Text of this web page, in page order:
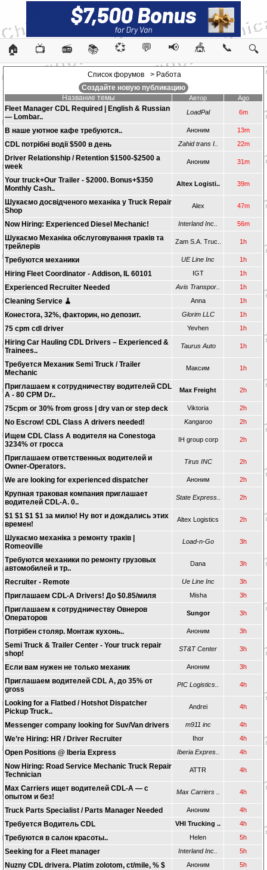
🏠 📺 📻 📚 💞 💬 📢 🎪 📞 🔍
Список форумов
> Работа
Создайте новую публикацию
Название темы
Автор Ago
Fleet Manager CDL Required | English & Russian
— Lombar..
LoadPal 6m
В наше уютное кафе требуются.. Аноним 13m
CDL потрібні водії $500 в день Zahid trans I.. 22m
Driver Relationship / Retention $1500-$2500 a
week
Аноним 31m
Your truck+Our Trailer - $2000. Bonus+$350
Monthly Cash..
Altex Logisti.. 39m
Шукаємо досвідченого механіка у Truck Repair
Shop
Alex 47m
Now Hiring: Experienced Diesel Mechanic! Interland Inc.. 56m
Шукаємо Механіка обслуговування траків та
трейлерів
Zam S.A. Truc.. 1h
Требуются механики UE Line Inc 1h
Hiring Fleet Coordinator - Addison, IL 60101 IGT 1h
Experienced Recruiter Needed Avis Transpor.. 1h
Cleaning Service 🧹 Anna 1h
Конестога, 32%, факторин, но депозит. Glorim LLC 1h
75 cpm cdl driver Yevhen 1h
Hiring Car Hauling CDL Drivers – Experienced &
Trainees..
Taurus Auto 1h
Требуется Механик Semi Truck / Trailer
Mechanic
Максим 1h
Приглашаем к сотрудничеству водителей CDL
A - 80 CPM Dr..
Max Freight 2h
75cpm or 30% from gross | dry van or step deck Viktoria 2h
No Escrow! CDL Class A drivers needed! Kangaroo 2h
Ищем CDL Class A водителя на Conestoga
3234% от гросса
IH group corp 2h
Приглашаем ответственных водителей и
Owner-Operators.
Tirus INC 2h
We are looking for experienced dispatcher Аноним 2h
Крупная траковая компания приглашает
водителей CDL-A. 0..
State Express.. 2h
$1 $1 $1 $1 за милю! Ну вот и дождались этих
времен!
Altex Logistics 2h
Шукаємо механіка з ремонту траків |
Romeoville
Load-n-Go 3h
Требуются механики по ремонту грузовых
автомобилей и тр..
Dana 3h
Recruiter - Remote Ue Line Inc 3h
Приглашаем CDL-A Drivers! До $0.85/миля Misha 3h
Приглашаем к сотрудничеству Овнеров
Операторов
Sungor 3h
Потрібен столяр. Монтаж кухонь.. Аноним 3h
Semi Truck & Trailer Center - Your truck repair
shop!
ST&T Center 3h
Если вам нужен не только механик Аноним 3h
Приглашаем водителей CDL A, до 35% от
gross
PIC Logistics.. 4h
Looking for a Flatbed / Hotshot Dispatcher
Pickup Truck..
Andrei 4h
Messenger company looking for Suv/Van drivers m911 inc 4h
We’re Hiring: HR / Driver Recruiter Ihor 4h
Open Positions @ Iberia Express Iberia Expres.. 4h
Now Hiring: Road Service Mechanic Truck Repair
Technician
ATTR 4h
Max Carriers ищет водителей CDL-A — с
опытом и без!
Max Carriers .. 4h
Truck Parts Specialist / Parts Manager Needed Аноним 4h
Требуется Водитель CDL VHI Trucking .. 4h
Требуются в салон красоты.. Helen 5h
Seeking for a Fleet manager Interland Inc.. 5h
Nuzny CDL drivera. Platim zolotom, ct/mile, % $ Аноним 5h